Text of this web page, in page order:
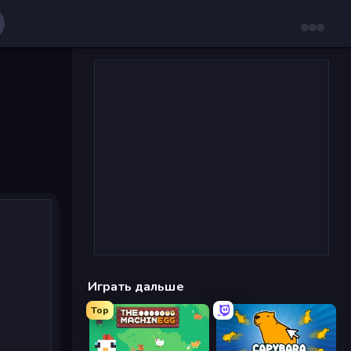
Играть дальше
Top